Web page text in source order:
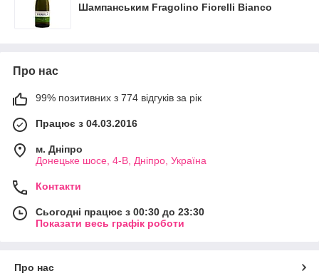
Шампанським Fragolino Fiorelli Bianco
Про нас
99% позитивних з 774 відгуків за рік
Працює з 04.03.2016
м. Дніпро
Донецьке шосе, 4-В, Дніпро, Україна
Контакти
Сьогодні працює з 00:30 до 23:30
Показати весь графік роботи
Про нас